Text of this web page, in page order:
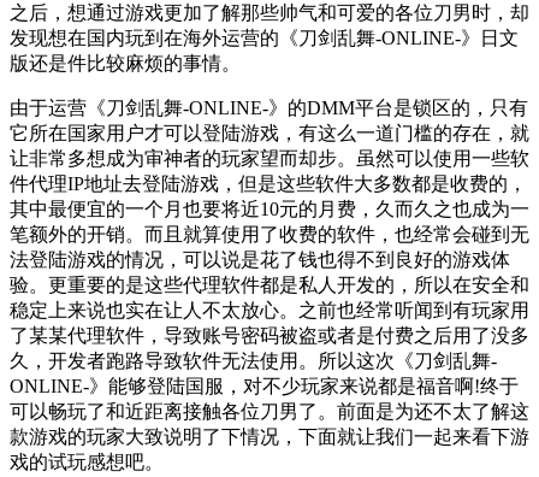
之后，想通过游戏更加了解那些帅气和可爱的各位刀男时，却
发现想在国内玩到在海外运营的《刀剑乱舞-ONLINE-》日文
版还是件比较麻烦的事情。
由于运营《刀剑乱舞-ONLINE-》的DMM平台是锁区的，只有
它所在国家用户才可以登陆游戏，有这么一道门槛的存在，就
让非常多想成为审神者的玩家望而却步。虽然可以使用一些软
件代理IP地址去登陆游戏，但是这些软件大多数都是收费的，
其中最便宜的一个月也要将近10元的月费，久而久之也成为一
笔额外的开销。而且就算使用了收费的软件，也经常会碰到无
法登陆游戏的情况，可以说是花了钱也得不到良好的游戏体
验。更重要的是这些代理软件都是私人开发的，所以在安全和
稳定上来说也实在让人不太放心。之前也经常听闻到有玩家用
了某某代理软件，导致账号密码被盗或者是付费之后用了没多
久，开发者跑路导致软件无法使用。所以这次《刀剑乱舞-
ONLINE-》能够登陆国服，对不少玩家来说都是福音啊!终于
可以畅玩了和近距离接触各位刀男了。前面是为还不太了解这
款游戏的玩家大致说明了下情况，下面就让我们一起来看下游
戏的试玩感想吧。